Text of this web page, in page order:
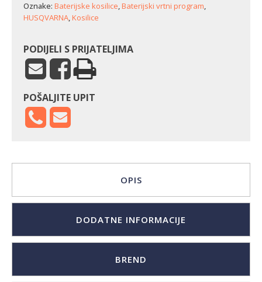
Oznake: Baterijske kosilice,Baterijski vrtni program,
HUSQVARNA,Kosilice
PODIJELI S PRIJATELJIMA
POŠALJITE UPIT
OPIS
DODATNE INFORMACIJE
BREND